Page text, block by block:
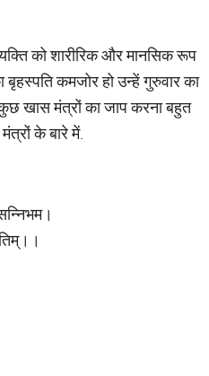
को शारीरिक और मानसिक रूप
कमजोर हो उन्हें गुरुवार का
खास मंत्रों का जाप करना बहुत
के बारे में.